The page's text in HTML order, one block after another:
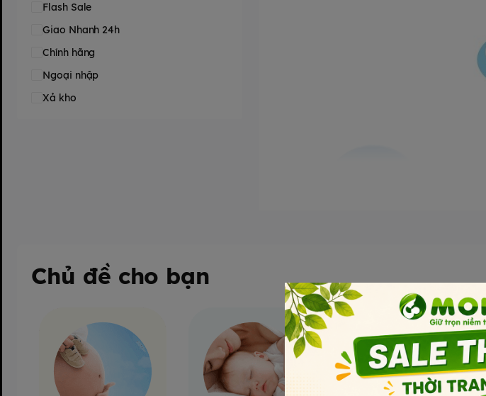
Flash Sale
Giao Nhanh 24h
Chính hãng
Ngoại nhập
Xả kho
Chủ đề cho bạn